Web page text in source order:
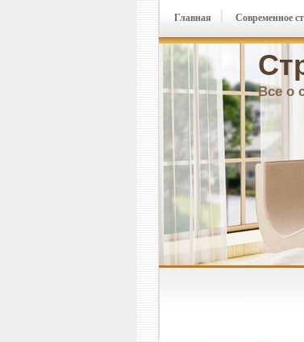
Все о
Главная Современное